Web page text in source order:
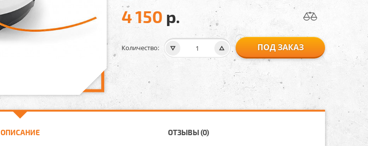
4 150 р.
Количество: ПОД ЗАКАЗ
ОПИСАНИЕ ОТЗЫВЫ (0)